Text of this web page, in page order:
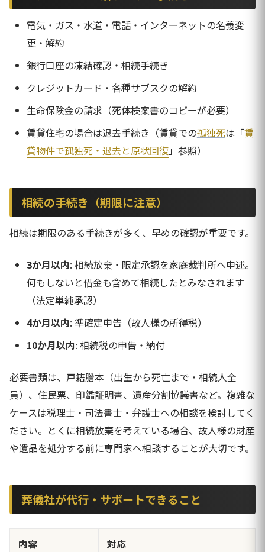
電気・ガス・水道・電話・インターネットの名義変
更・解約
銀行口座の凍結確認・相続手続き
クレジットカード・各種サブスクの解約
生命保険金の請求（死体検案書のコピーが必要）
賃貸住宅の場合は退去手続き（賃貸での孤独死は「賃
貸物件で孤独死・退去と原状回復」参照）
相続の手続き（期限に注意）
相続は期限のある手続きが多く、早めの確認が重要です。
3か月以内: 相続放棄・限定承認を家庭裁判所へ申述。
何もしないと借金も含めて相続したとみなされます
（法定単純承認）
4か月以内: 準確定申告（故人様の所得税）
10か月以内: 相続税の申告・納付
必要書類は、戸籍謄本（出生から死亡まで・相続人全
員）、住民票、印鑑証明書、遺産分割協議書など。複雑な
ケースは税理士・司法書士・弁護士への相談を検討してく
ださい。とくに相続放棄を考えている場合、故人様の財産
や遺品を処分する前に専門家へ相談することが大切です。
葬儀社が代行・サポートできること
内容 対応